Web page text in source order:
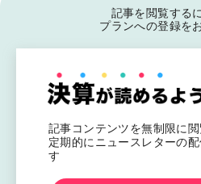
記事を閲覧する
プランへの登録を
記事コンテンツを無制限に
定期的にニュースレターの
す